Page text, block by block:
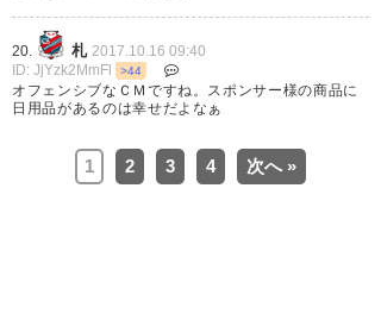
20. 札 2017.10.16 09:40
ID: JjYzk2MmFl
>44
オフェンシブなＣＭですね。スポンサー様の商品に
日用品があるのは幸せだよなぁ
1 2 3 4 次へ »